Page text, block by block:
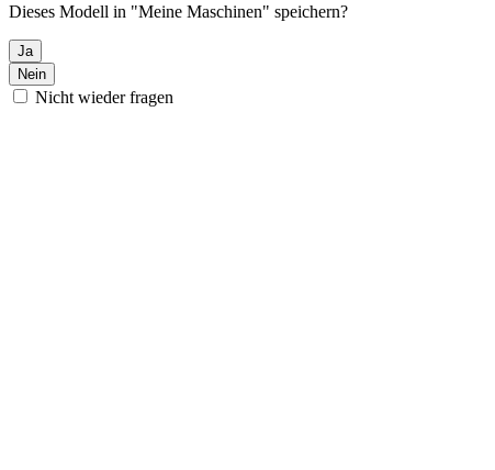
Dieses Modell in "Meine Maschinen" speichern?
Ja
Nein
Nicht wieder fragen